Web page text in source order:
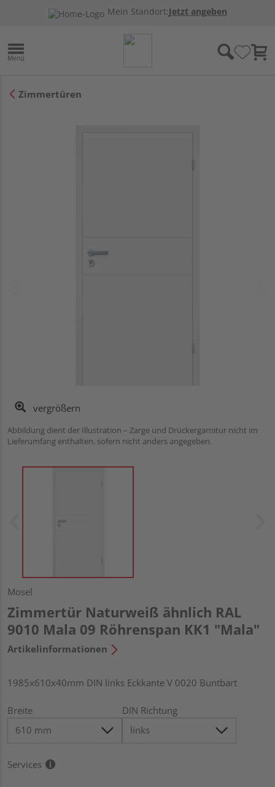
Mein Standort:Jetzt angeben
Zimmertüren
vergrößern
Abbildung dient der Illustration – Zarge und Drückergarnitur nicht im
Lieferumfang enthalten, sofern nicht anders angegeben.
Mosel
Zimmertür Naturweiß ähnlich RAL
9010 Mala 09 Röhrenspan KK1 "Mala"
Artikelinformationen
1985x610x40mm DIN links Eckkante V 0020 Buntbart
Breite DIN Richtung
Services